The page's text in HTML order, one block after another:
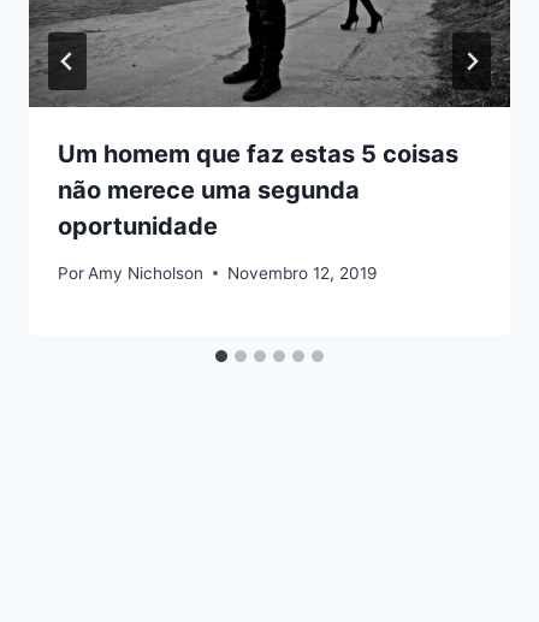
Um homem que faz estas 5 coisas
não merece uma segunda
oportunidade
PorAmy Nicholson Novembro 12, 2019